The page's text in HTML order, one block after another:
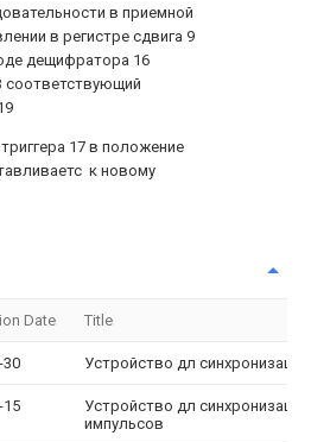
в приемной
в регистре сдвига 9
дещифратора 16
соответствующий
17 в положение
к новому
Date Title
30 Устройство дл синхронизации
15
Устройство дл синхронизации
импульсов